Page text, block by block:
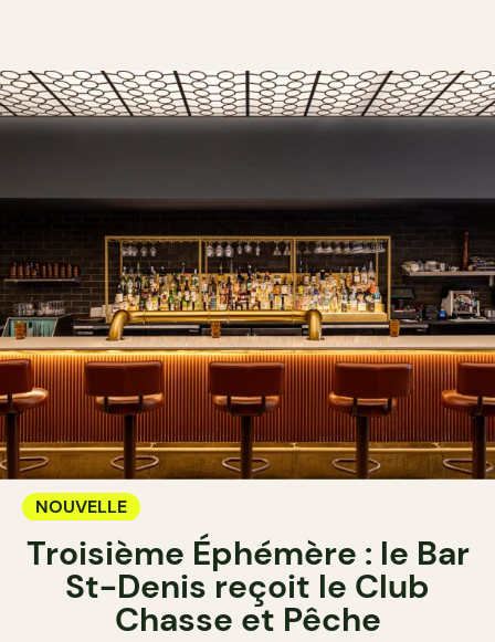
NOUVELLE
Troisième Éphémère : le Bar
St-Denis reçoit le Club
Chasse et Pêche